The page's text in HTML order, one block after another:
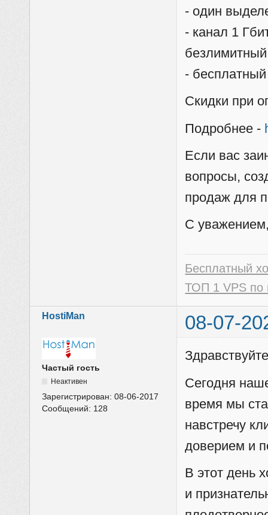
- один
- канал 1
-
Скидки при
Подробнее -
Если вас
вопросы,
продаж для
С
Бесплатный
ТОП 1 VPS по
HostiMan 08-07-
Частый гость
Неактивен
Зарегистрирован:08-06-2017
Сообщений: 128
Сегодня
время мы
навстречу
доверием и
В этот день
и